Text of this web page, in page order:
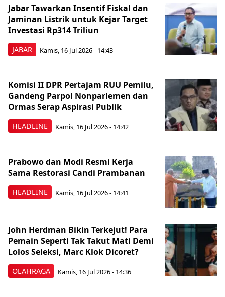
JABAR
Jabar Tawarkan Insentif Fiskal dan
Jaminan Listrik untuk Kejar Target
Investasi Rp314 Triliun
Kamis, 16 Jul 2026 - 14:43
HEADLINE
Komisi II DPR Pertajam RUU Pemilu,
Gandeng Parpol Nonparlemen dan
Ormas Serap Aspirasi Publik
Kamis, 16 Jul 2026 - 14:42
HEADLINE
Prabowo dan Modi Resmi Kerja
Sama Restorasi Candi Prambanan
Kamis, 16 Jul 2026 - 14:41
OLAHRAGA
John Herdman Bikin Terkejut! Para
Pemain Seperti Tak Takut Mati Demi
Lolos Seleksi, Marc Klok Dicoret?
Kamis, 16 Jul 2026 - 14:36